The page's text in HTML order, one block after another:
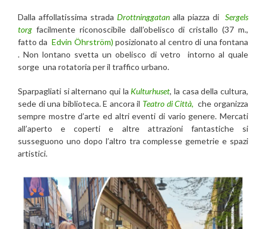
Dalla affollatissima strada Drottninggatan alla piazza di Sergels
torg facilmente riconoscibile dall’obelisco di cristallo (37 m.,
fatto daEdvin Öhrström)posizionato al centro di una fontana
. Non lontano svetta un obelisco di vetro intorno al quale
sorge una rotatoria per il traffico urbano.
Sparpagliati si alternano qui la Kulturhuset, la casa della cultura,
sede di una biblioteca. E ancora il Teatro di Città, che organizza
sempre mostre d’arte ed altri eventi di vario genere. Mercati
all’aperto e coperti e altre attrazioni fantastiche si
susseguono uno dopo l’altro tra complesse gemetrie e spazi
artistici.